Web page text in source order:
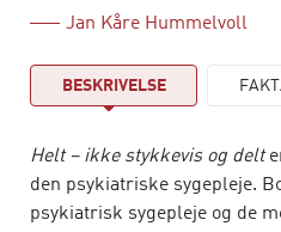
Jan Kåre Hummelvoll
BESKRIVELSE
Helt – ikke stykkevis og delt
den psykiatriske sygepleje.
psykiatrisk sygepleje og de